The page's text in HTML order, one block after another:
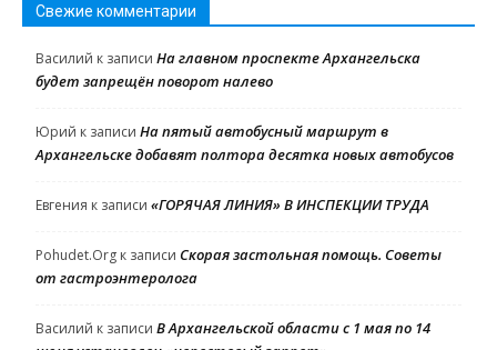
Свежие комментарии
Василий к записи На главном проспекте Архангельска
будет запрещён поворот налево
Юрий к записи На пятый автобусный маршрут в
Архангельске добавят полтора десятка новых автобусов
Евгения к записи «ГОРЯЧАЯ ЛИНИЯ» В ИНСПЕКЦИИ ТРУДА
Pohudet.Org к записи Скорая застольная помощь. Советы
от гастроэнтеролога
Василий к записи В Архангельской области с 1 мая по 14